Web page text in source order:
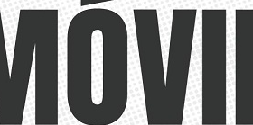
de
la presentación
festeros y la